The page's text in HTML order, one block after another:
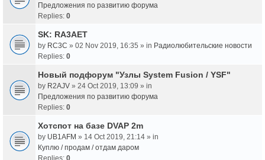
Предложения по развитию форума
Replies: 0
SK: RA3AET
by RC3C » 02 Nov 2019, 16:35 » in Радиолюбительские новости
Replies: 0
Новый подфорум "Узлы System Fusion / YSF"
by R2AJV » 24 Oct 2019, 13:09 » in
Предложения по развитию форума
Replies: 0
Хотспот на базе DVAP 2m
by UB1AFM » 14 Oct 2019, 21:14 » in
Куплю / продам / отдам даром
Replies: 0